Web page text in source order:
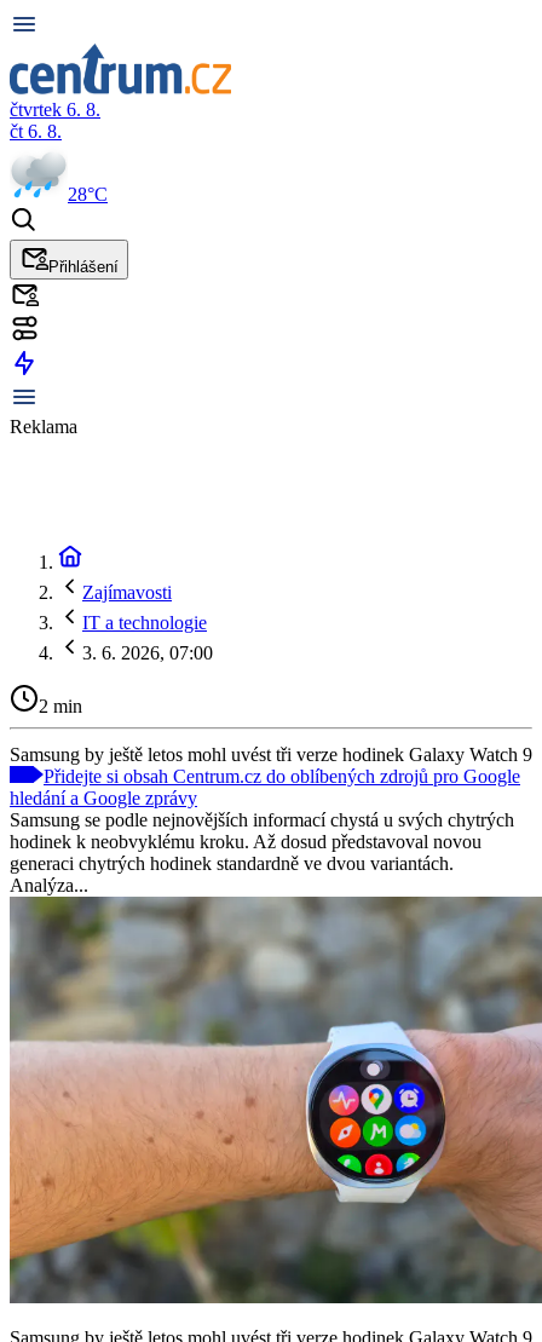
čtvrtek 6. 8.
čt 6. 8.
28°C
Přihlášení
Reklama
Zajímavosti
IT a technologie
3. 6. 2026, 07:00
2 min
Samsung by ještě letos mohl uvést tři verze hodinek Galaxy Watch 9
Přidejte si obsah Centrum.cz do oblíbených zdrojů pro Google
hledání a Google zprávy
Samsung se podle nejnovějších informací chystá u svých chytrých
hodinek k neobvyklému kroku. Až dosud představoval novou
generaci chytrých hodinek standardně ve dvou variantách.
Analýza...
Samsung by ještě letos mohl uvést tři verze hodinek Galaxy Watch 9